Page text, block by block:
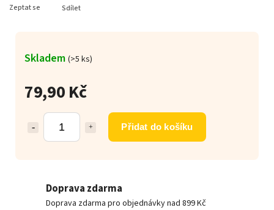
79,90 Kč
Přidat do košíku
Skladem (>5 ks)
Zeptat se Sdílet
Doprava zdarma
Doprava zdarma pro objednávky nad 899 Kč